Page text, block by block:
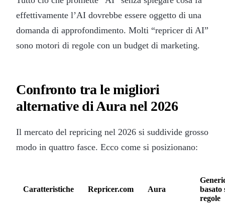
effettivamente l’AI dovrebbe essere oggetto di una
domanda di approfondimento. Molti “repricer di AI”
sono motori di regole con un budget di marketing.
Confronto tra le migliori
alternative di Aura nel 2026
Il mercato del repricing nel 2026 si suddivide grosso
modo in quattro fasce. Ecco come si posizionano:
Caratteristiche Repricer.com Aura
basato
regole